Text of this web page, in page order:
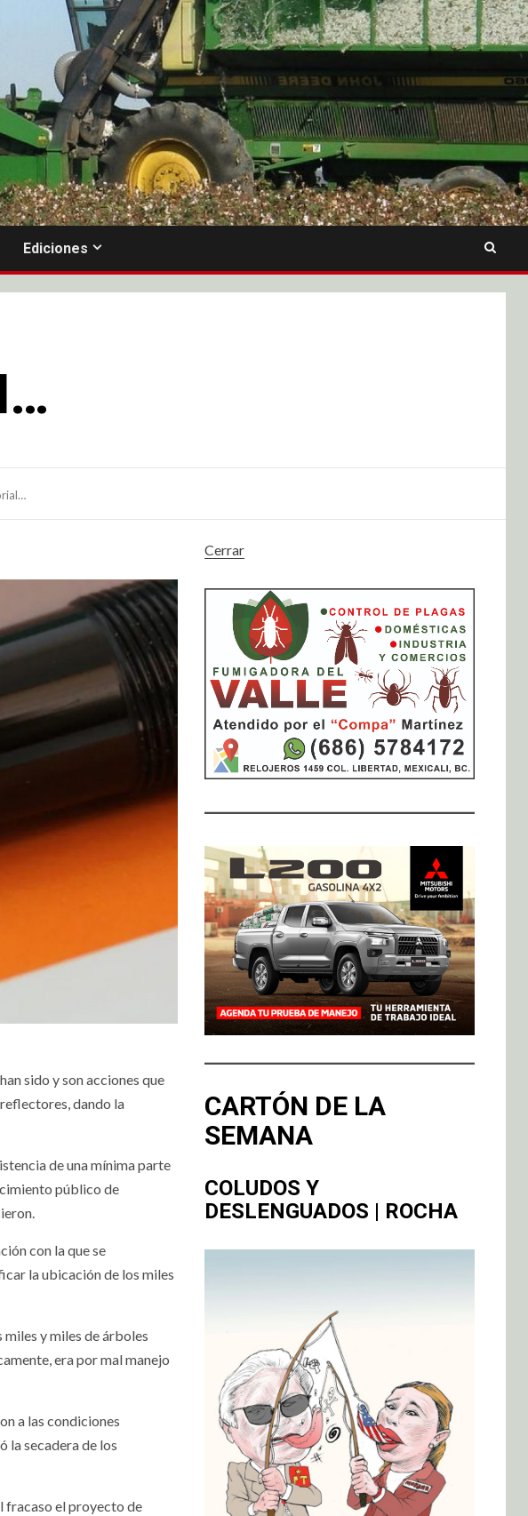
Ediciones
sido y son acciones que
dando la
de una mínima parte
público de
con la que se
la ubicación de los miles
y miles de árboles
era por mal manejo
a las condiciones
la secadera de los
fracaso el proyecto de
Cerrar
CARTÓN DE LA
SEMANA
COLUDOS Y
DESLENGUADOS | ROCHA